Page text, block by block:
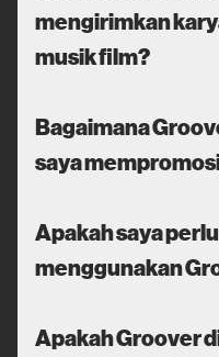
mengirimkan
musik film?
Bagaimana
saya
Apakah saya
menggunakan
Apakah Groover